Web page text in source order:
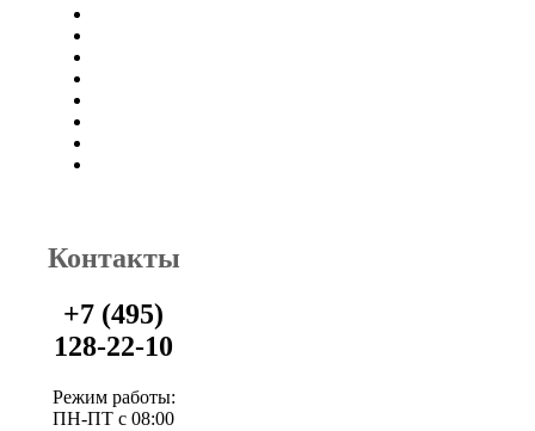
Контакты
+7 (495)
128-22-10
Режим работы:
ПН-ПТ с 08:00